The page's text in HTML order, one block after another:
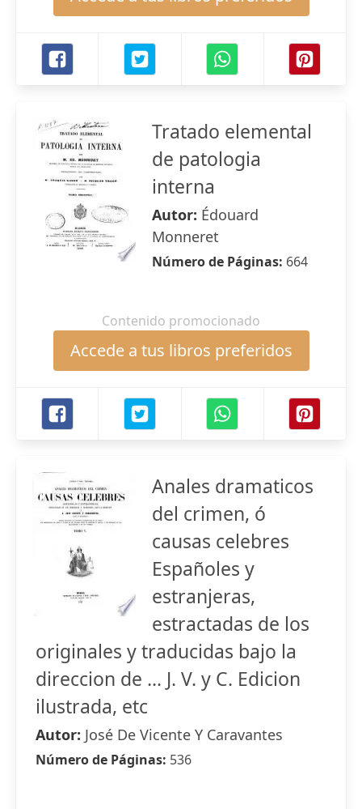
Tratado elemental
de patologia
interna
Autor: Édouard
Monneret
Número de Páginas: 664
Contenido promocionado
Accede a tus libros preferidos
Anales dramaticos
del crimen, ó
causas celebres
Españoles y
estranjeras,
estractadas de los
originales y traducidas bajo la
direccion de ... J. V. y C. Edicion
ilustrada, etc
Autor: José De Vicente Y Caravantes
Número de Páginas: 536